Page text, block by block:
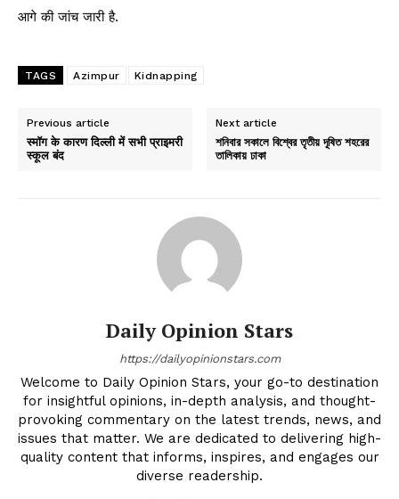
आगे की जांच जारी है.
TAGS Azimpur Kidnapping
Previous article
स्मॉग के कारण दिल्ली में सभी प्राइमरी
स्कूल बंद
Next article
শনিবার সকালে বিশ্বের তৃতীয় দূষিত শহরের
তালিকায় ঢাকা
Daily Opinion Stars
https://dailyopinionstars.com
Welcome to Daily Opinion Stars, your go-to destination
for insightful opinions, in-depth analysis, and thought-
provoking commentary on the latest trends, news, and
issues that matter. We are dedicated to delivering high-
quality content that informs, inspires, and engages our
diverse readership.